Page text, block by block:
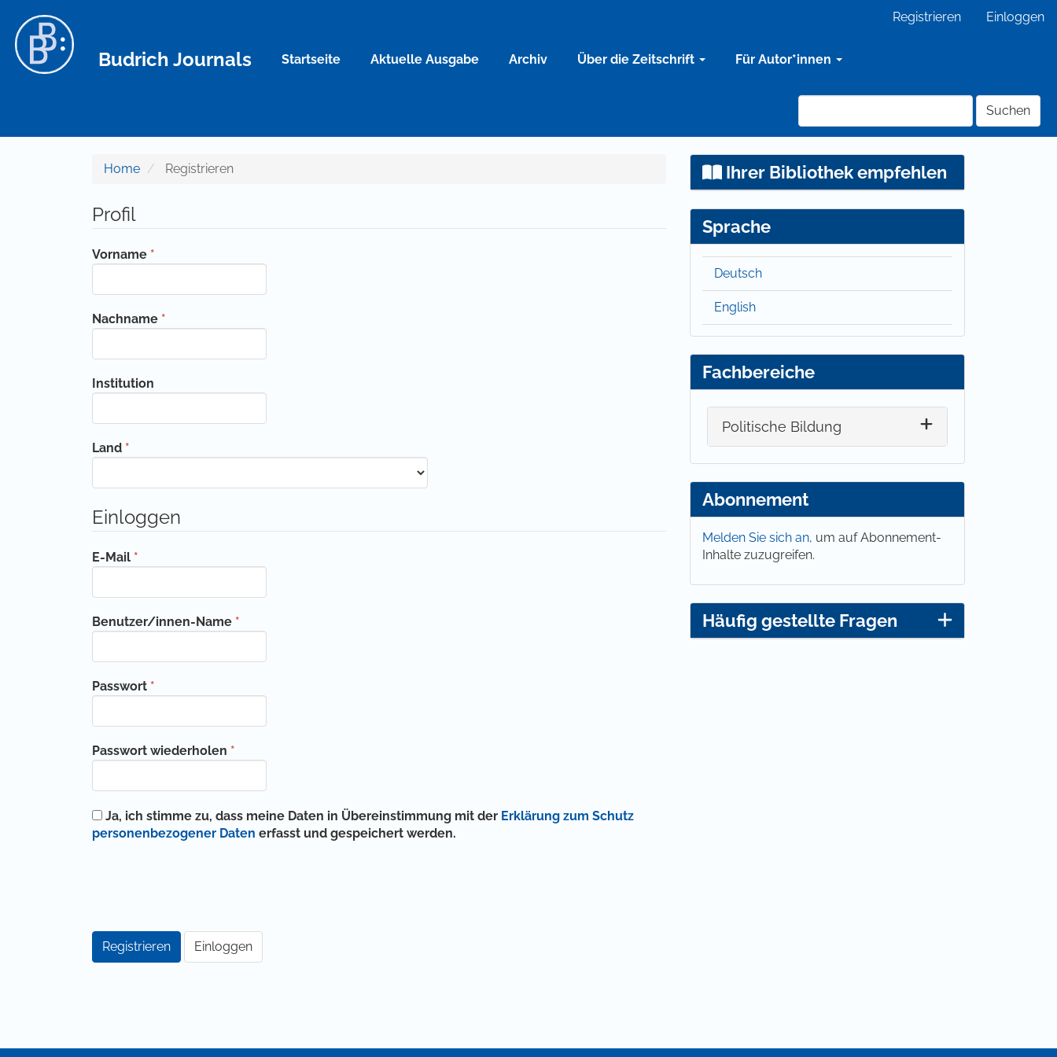
Hauptinhalt
Sidebar
Registrieren Einloggen
Budrich Journals Startseite Aktuelle Ausgabe Archiv Über die Zeitschrift Für Autor*innen
Suchen
Home Registrieren
Profil
Vorname *
Nachname *
Institution
Land *
Einloggen
E-Mail *
Benutzer/innen-Name *
Passwort *
Passwort wiederholen *
Ja, ich stimme zu, dass meine Daten in Übereinstimmung mit der Erklärung zum Schutz
personenbezogener Daten erfasst und gespeichert werden.
Registrieren Einloggen
Ihrer Bibliothek empfehlen
Sprache
Deutsch
English
Fachbereiche
Politische Bildung
Abonnement
Melden Sie sich an, um auf Abonnement-
Inhalte zuzugreifen.
Häufig gestellte Fragen